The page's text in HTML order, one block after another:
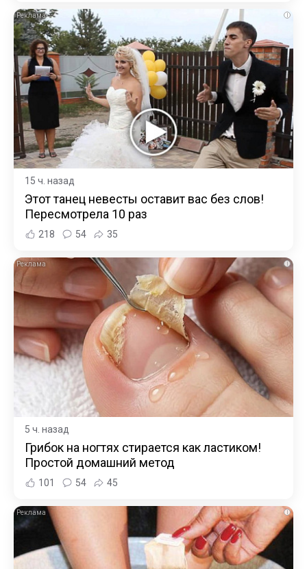
i
15 ч. назад
Этот танец невесты оставит вас без слов!
Пересмотрела 10 раз
218 54 35
i
5 ч. назад
Грибок на ногтях стирается как ластиком!
Простой домашний метод
101 54 45
i